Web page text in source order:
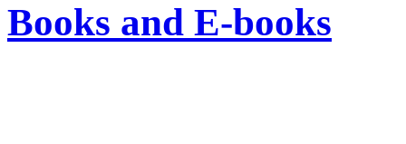
Books and E-books